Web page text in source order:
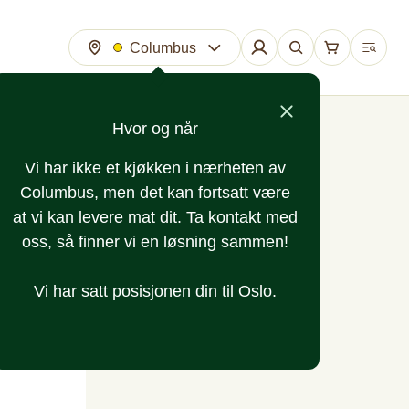
Columbus
Hvor og når
Vi har ikke et kjøkken i nærheten av
Columbus, men det kan fortsatt være
at vi kan levere mat dit. Ta kontakt med
oss, så finner vi en løsning sammen!
Vi har satt posisjonen din til Oslo.